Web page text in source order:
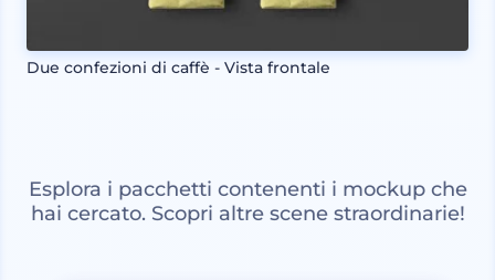
Due confezioni di caffè - Vista frontale
Esplora i pacchetti contenenti i mockup che
hai cercato. Scopri altre scene straordinarie!